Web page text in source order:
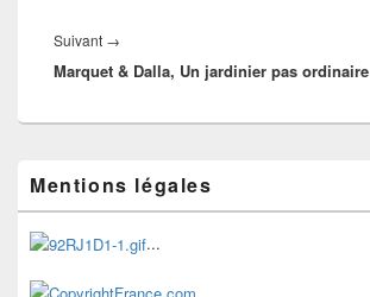
Suivant →
suivant :
Marquet & Dalla, Un jardinier pas ordinaire
principale
de
widget
pour
Mentions légales
...